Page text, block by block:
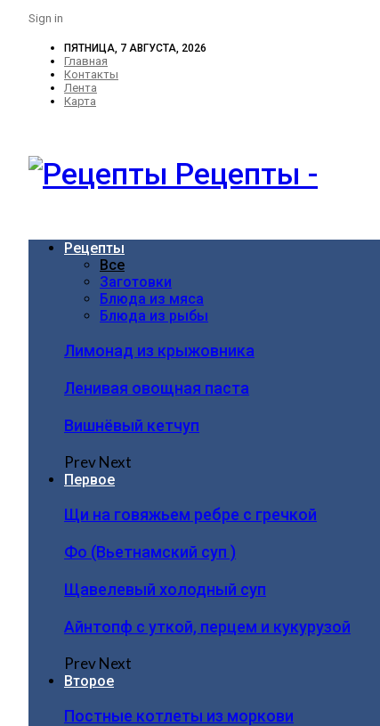
Sign in
ПЯТНИЦА, 7 АВГУСТА, 2026
Главная
Контакты
Лента
Карта
Рецепты -
Рецепты
Все
Заготовки
Блюда из мяса
Блюда из рыбы
Лимонад из крыжовника
Ленивая овощная паста
Вишнёвый кетчуп
PrevNext
Первое
Щи на говяжьем ребре с гречкой
Фо (Вьетнамский суп )
Щавелевый холодный суп
Айнтопф с уткой, перцем и кукурузой
PrevNext
Второе
Постные котлеты из моркови